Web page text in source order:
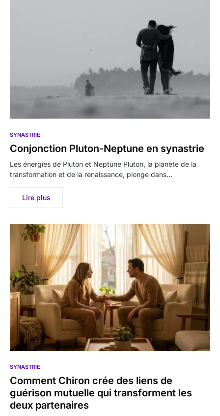
SYNASTRIE
Conjonction Pluton-Neptune en synastrie
Les énergies de Pluton et Neptune Pluton, la planète de la
transformation et de la renaissance, plonge dans…
Lire plus
SYNASTRIE
Comment Chiron crée des liens de
guérison mutuelle qui transforment les
deux partenaires